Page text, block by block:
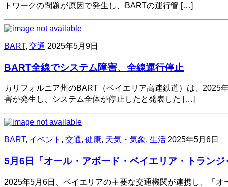
トワークの問題が原因で発生し、BARTの運行管 […]
BART, 交通 2025年5月9日
BART全線でシステム障害、全線運行停止
カリフォルニア州のBART（ベイエリア高速鉄道）は、2025
害が発生し、システム全体が停止したと発表した […]
BART, イベント , 交通, 健康, 天気・気象, 生活 2025年5月6日
5月6日「オール・アボード・ベイエリア・トラン
2025年5月6日、ベイエリアの主要な交通機関が連携し、「